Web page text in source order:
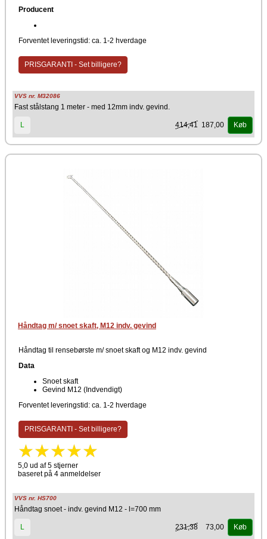
Producent
Forventet leveringstid: ca. 1-2 hverdage
PRISGARANTI - Set billigere?
VVS nr. M32086
Fast stålstang 1 meter - med 12mm indv. gevind.
L 414,41 187,00 Køb
Håndtag m/ snoet skaft, M12 indv. gevind
Håndtag til rensebørste m/ snoet skaft og M12 indv. gevind
Data
Snoet skaft
Gevind M12 (Indvendigt)
Forventet leveringstid: ca. 1-2 hverdage
PRISGARANTI - Set billigere?
5,0 ud af 5 stjerner
baseret på 4 anmeldelser
VVS nr. HS700
Håndtag snoet - indv. gevind M12 - l=700 mm
L 231,38 73,00 Køb